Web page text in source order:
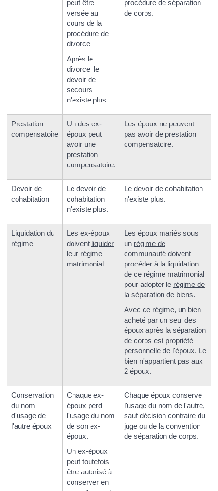
peut être
versée au
cours de la
procédure de
divorce.
Après le
divorce, le
devoir de
secours
n'existe plus.
procédure de séparation
de corps.
Prestation
compensatoire
Un des ex-
époux peut
avoir une
prestation
compensatoire.
Les époux ne peuvent
pas avoir de prestation
compensatoire.
Devoir de
cohabitation
Le devoir de
cohabitation
n'existe plus.
Le devoir de cohabitation
n'existe plus.
Liquidation du
régime
Les ex-époux
doivent liquider
leur régime
matrimonial.
Les époux mariés sous
un régime de
communauté doivent
procéder à la liquidation
de ce régime matrimonial
pour adopter le régime de
la séparation de biens.
Avec ce régime, un bien
acheté par un seul des
époux après la séparation
de corps est propriété
personnelle de l'époux. Le
bien n'appartient pas aux
2 époux.
Conservation
du nom
d'usage de
l'autre époux
Chaque ex-
époux perd
l'usage du nom
de son ex-
époux.
Un ex-époux
peut toutefois
être autorisé à
conserver en
Chaque époux conserve
l'usage du nom de l'autre,
sauf décision contraire du
juge ou de la convention
de séparation de corps.